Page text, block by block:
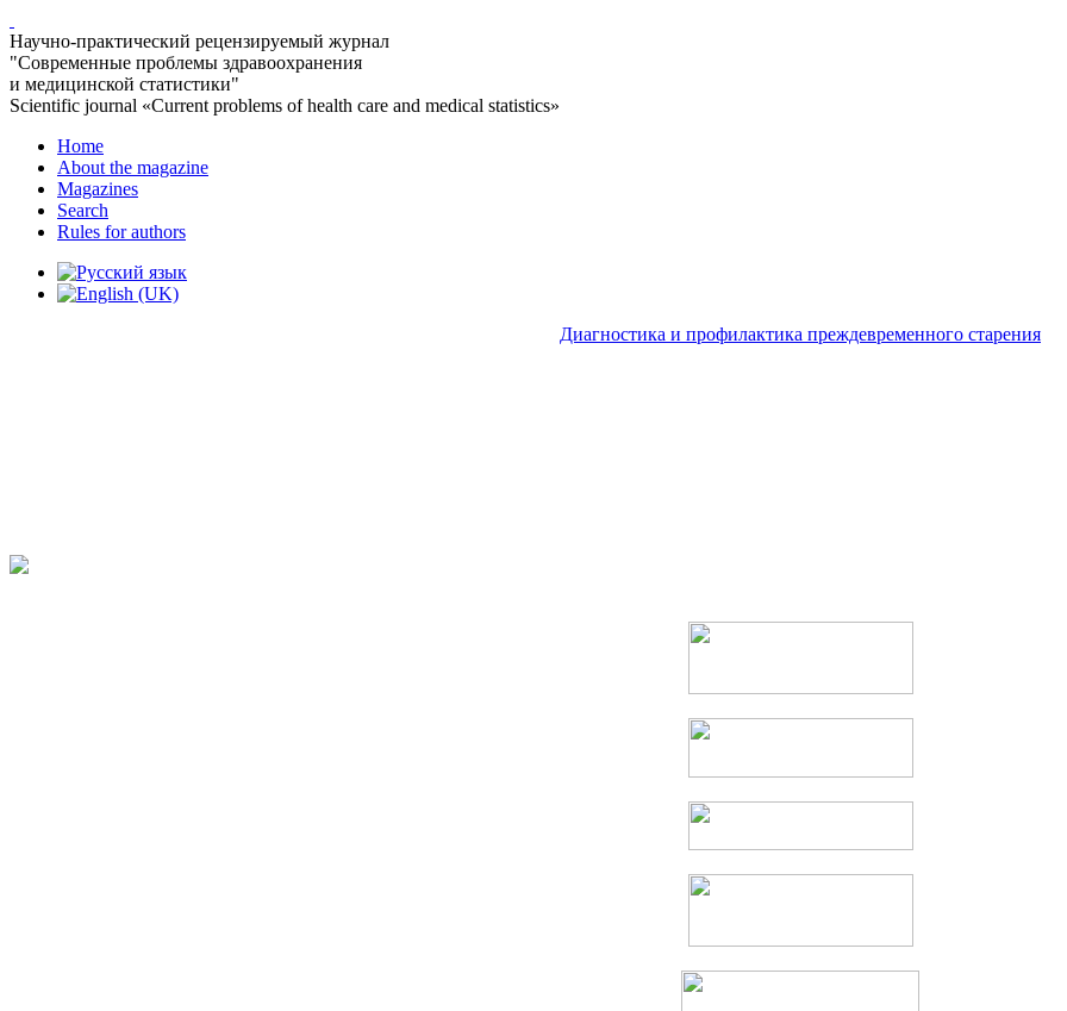
Научно-практический рецензируемый журнал
"Современные проблемы здравоохранения
и медицинской статистики"
Scientific journal «Current problems of health care and medical statistics»
Home
About the magazine
Magazines
Search
Rules for authors
Диагностика и профилактика преждевременного старения